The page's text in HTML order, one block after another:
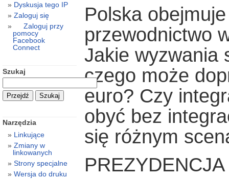
Polska
przewodnictwo
Jakie wyzwania
czego może
euro? Czy
obyć bez
się różnym
Dyskusja tego IP
Zaloguj się
Zaloguj przy
pomocy
Facebook
Connect
Szukaj
Narzędzia
Linkujące
Zmiany w
linkowanych
Strony specjalne
Wersja do druku